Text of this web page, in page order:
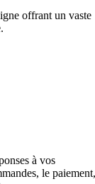
offrant un vaste
à vos
le paiement,